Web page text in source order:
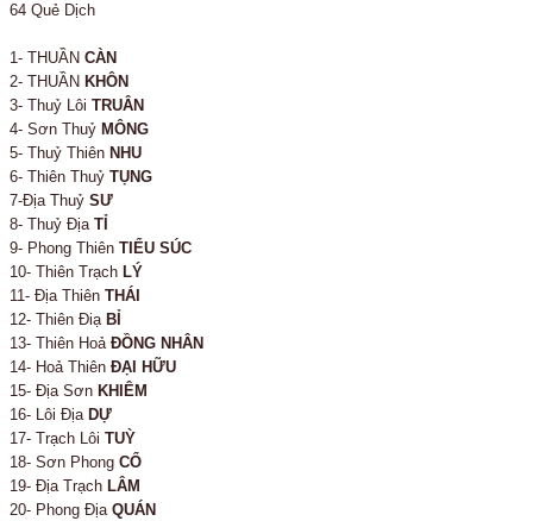
64 Quẻ Dịch
1- THUẦN CÀN
2- THUẦN KHÔN
3- Thuỷ Lôi TRUÂN
4- Sơn Thuỷ MÔNG
5- Thuỷ Thiên NHU
6- Thiên Thuỷ TỤNG
7-Địa Thuỷ SƯ
8- Thuỷ Địa TỈ
9- Phong Thiên TIỂU SÚC
10- Thiên Trạch LÝ
11- Địa Thiên THÁI
12- Thiên Điạ BỈ
13- Thiên Hoả ĐỒNG NHÂN
14- Hoả Thiên ĐẠI HỮU
15- Địa Sơn KHIÊM
16- Lôi Địa DỰ
17- Trạch Lôi TUỲ
18- Sơn Phong CỔ
19- Địa Trạch LÂM
20- Phong ĐịaQUÁN